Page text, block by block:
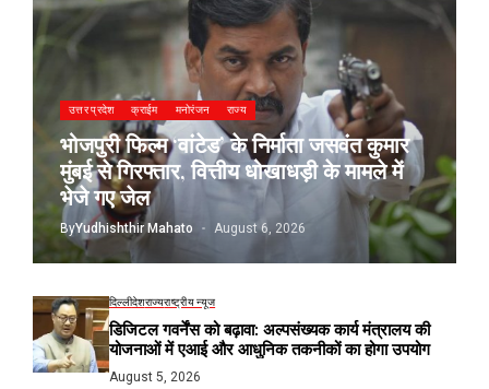
उत्तर प्रदेश क्राईम मनोरंजन राज्य
भोजपुरी फिल्म ‘वांटेड’ के निर्माता जसवंत कुमार
मुंबई से गिरफ्तार, वित्तीय धोखाधड़ी के मामले में
भेजे गए जेल
ByYudhishthir Mahato August 6, 2026
दिल्लीदेशराज्यराष्ट्रीय न्यूज
डिजिटल गवर्नेंस को बढ़ावा: अल्पसंख्यक कार्य मंत्रालय की
योजनाओं में एआई और आधुनिक तकनीकों का होगा उपयोग
August 5, 2026